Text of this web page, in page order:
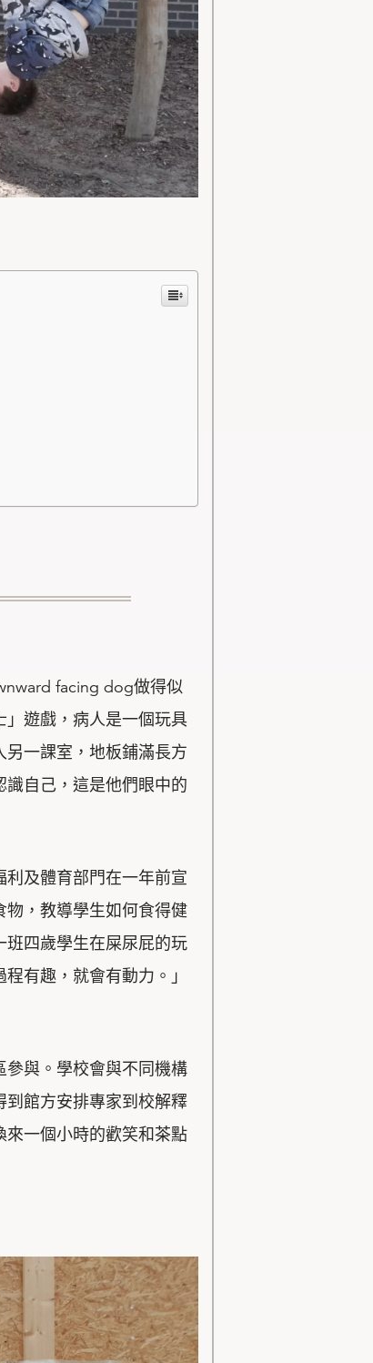
facing dog做得似
遊戲，病人是一個玩具
一課室，地板鋪滿長方
自己，這是他們眼中的
及體育部門在一年前宣
，教導學生如何食得健
四歲學生在屎尿屁的玩
有趣，就會有動力。」
與。學校會與不同機構
館方安排專家到校解釋
一個小時的歡笑和茶點